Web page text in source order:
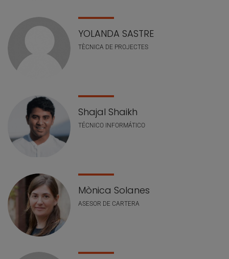
YOLANDA SASTRE
TÈCNICA DE PROJECTES
Shajal Shaikh
TÉCNICO INFORMÁTICO
Mònica Solanes
ASESOR DE CARTERA